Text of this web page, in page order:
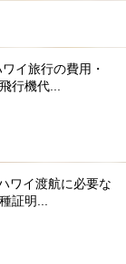
イ旅行の費用・
行機代...
ワイ渡航に必要な
証明...